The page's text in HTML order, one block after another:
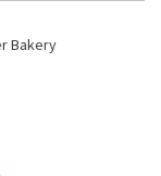
Bakery